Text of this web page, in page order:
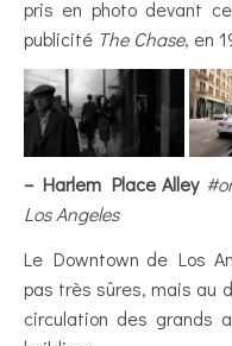
pris en photo devant
publicité The Chase, en
– Harlem Place Alley
Los Angeles
Le Downtown de Los
pas très sûres, mais au
circulation des grands